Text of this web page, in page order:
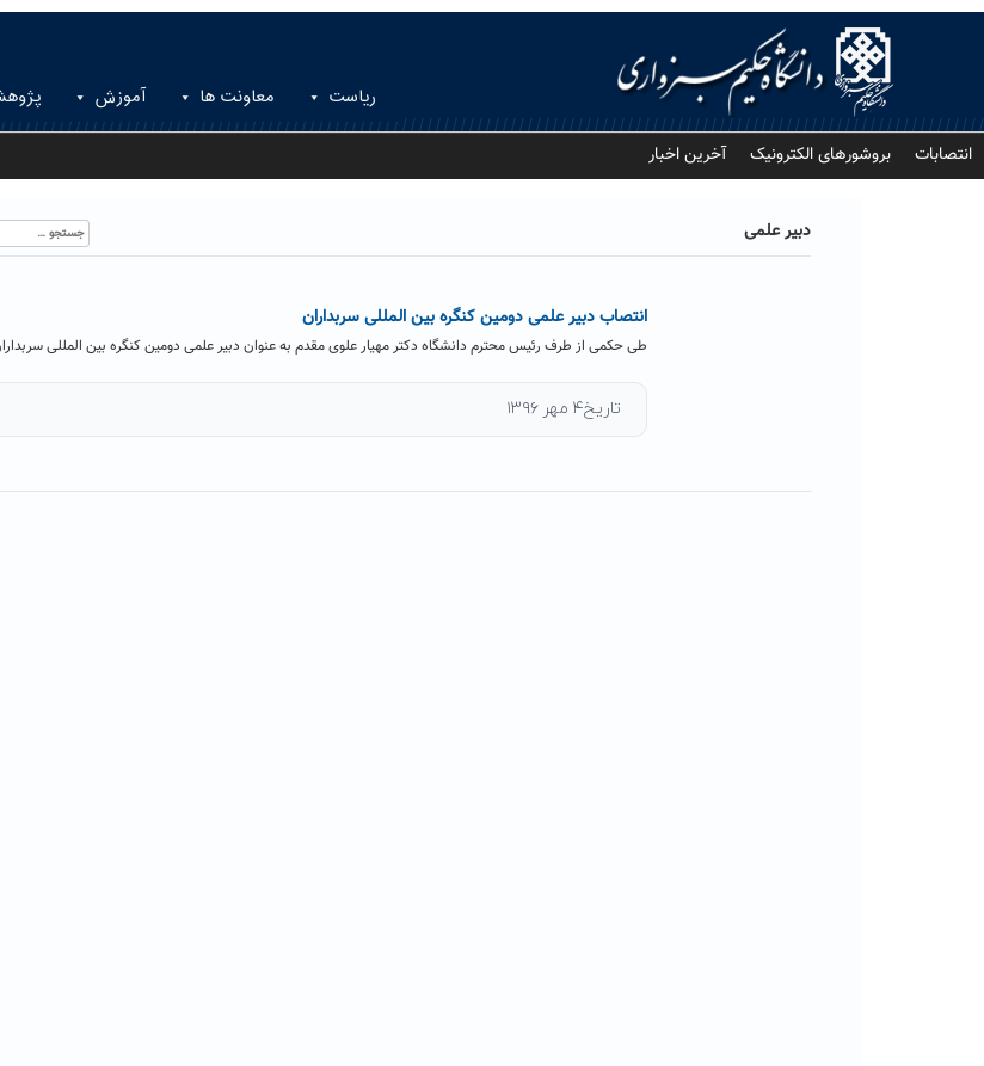
ریاست معاونت ها آموزش
انتصابات بروشورهای الکترونیک آخرین اخبار
دبیر علمی
جستجو
برای:
انتصاب دبیر علمی دومین کنگره بین المللی سربداران
طی حکمی از طرف رئیس محترم دانشگاه دکتر مهیار علوی مقدم به عنوان دبیر علمی دومین کنگره بین المللی
تاریخ۴ مهر ۱۳۹۶